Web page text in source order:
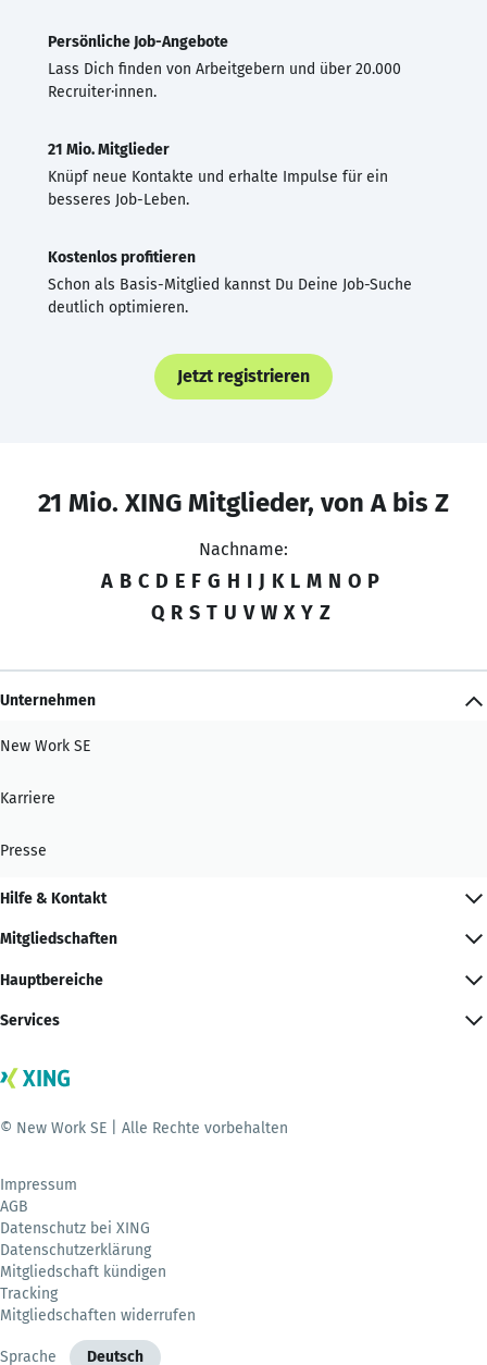
Persönliche Job-Angebote
Lass Dich finden von Arbeitgebern und über 20.000
Recruiter·innen.
21 Mio. Mitglieder
Knüpf neue Kontakte und erhalte Impulse für ein
besseres Job-Leben.
Kostenlos profitieren
Schon als Basis-Mitglied kannst Du Deine Job-Suche
deutlich optimieren.
Jetzt registrieren
21 Mio. XING Mitglieder, von A bis Z
Nachname:
A B C D E F G H I J K L M N O P
Q R S T U V W X Y Z
Unternehmen
New Work SE
Karriere
Presse
Hilfe & Kontakt
Mitgliedschaften
Hauptbereiche
Services
© New Work SE | Alle Rechte vorbehalten
Impressum
AGB
Datenschutz bei XING
Datenschutzerklärung
Mitgliedschaft kündigen
Tracking
Mitgliedschaften widerrufen
Sprache Deutsch